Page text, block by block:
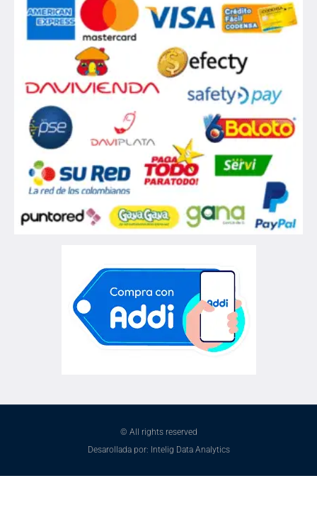
© All rights reserved
Desarollada por: Intelig Data Analytics